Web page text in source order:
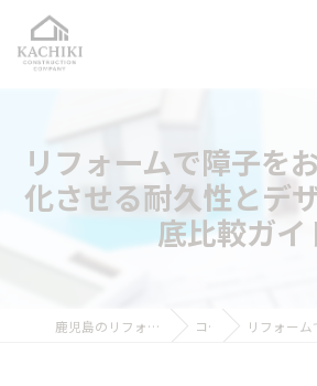
リフォームで障子を
化させる耐久性とデ
底比較ガイ
鹿児島のリフォームなら加治木工務店 コラム リフォームで障子をお